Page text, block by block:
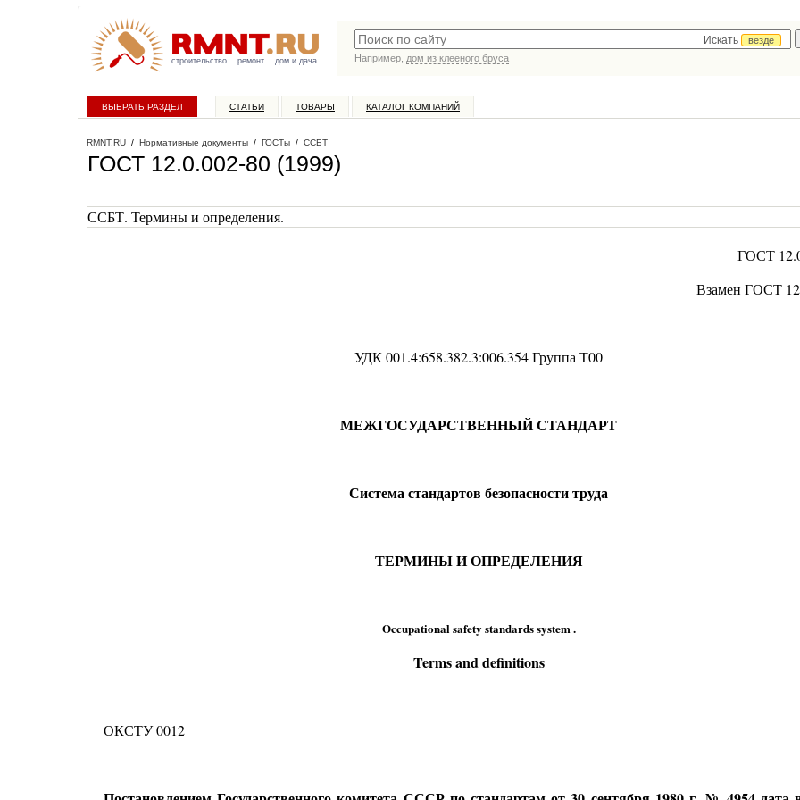
строительство ремонт дом и дача
Искать
везде
Например, дом из клееного бруса
ВЫБРАТЬ РАЗДЕЛ СТАТЬИ ТОВАРЫ КАТАЛОГ КОМПАНИЙ
RMNT.RU / Нормативные документы / ГОСТы / ССБТ
ГОСТ 12.0.002-80 (1999)
ССБТ. Термины и определения.
ГОСТ
Взамен ГОСТ
УДК 001.4:658.382.3:006.354 Группа Т00
МЕЖГОСУДАРСТВЕННЫЙ СТАНДАРТ
Система стандартов безопасности труда
ТЕРМИНЫ И ОПРЕДЕЛЕНИЯ
Occupational safety standards system.
Terms and definitions
ОКСТУ 0012